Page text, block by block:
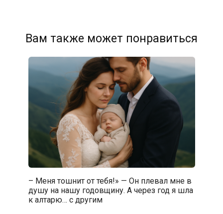
Вам также может понравиться
– Меня тошнит от тебя!» — Он плевал мне в
душу на нашу годовщину. А через год я шла
к алтарю… с другим